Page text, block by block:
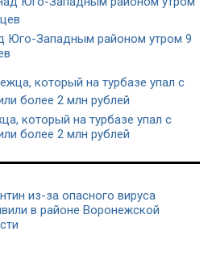
Юго-Западным районом утром 9
который на турбазе упал с
более 2 млн рублей
из-за опасного вируса
в районе Воронежской